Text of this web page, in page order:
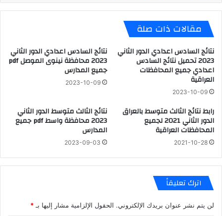
مقالات ذات صلة
نتائج السادس اعدادي الدور الثاني
2023 تحميل نتائج السادس
اعدادي جميع المحافظات
العراقية
2023-10-09
نتائج السادس اعدادي الدور الثاني
2023 محافظة نينوى الموصل pdf
جميع المدارس
2023-10-09
رابط نتائج الثالث متوسط بالعراق
الدور الثاني 2021 لجميع
المحافظات العراقية
2021-10-28
نتائج الثالث متوسط الدور الثاني
2023 محافظة واسط pdf جميع
المدارس
2023-09-03
اترك تعليقاً
لن يتم نشر عنوان بريدك الإلكتروني. الحقول الإلزامية مشار إليها بـ *